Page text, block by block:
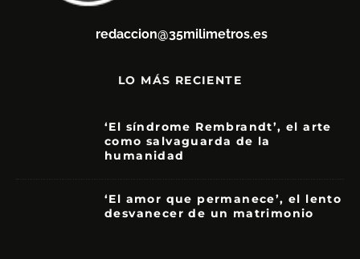
redaccion@35milimetros.es
LO MÁS RECIENTE
‘El síndrome Rembrandt’, el arte
como salvaguarda de la
humanidad
‘El amor que permanece’, el lento
desvanecer de un matrimonio